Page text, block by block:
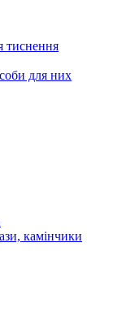
тиснення
для них
камінчики